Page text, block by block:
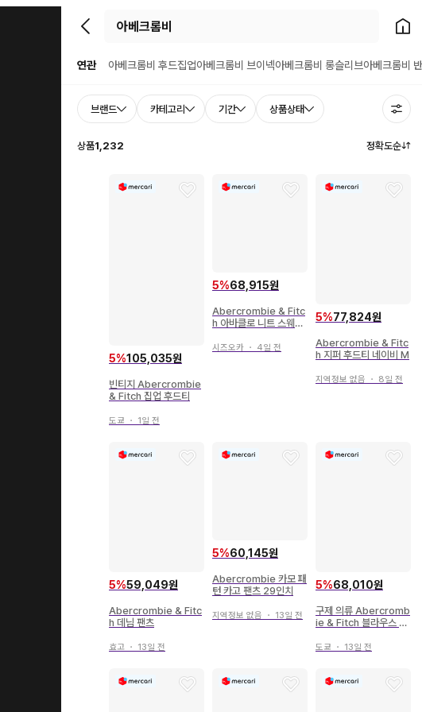
뒤로가기 홈으로
연관 아베크롬비 후드집업아베크롬비 브이넥아베크롬비 롱슬리브아베크롬비 반
브랜드 카테고리 기간 상품상태
상품1,232 정확도순
5%105,035원
빈티지 Abercrombie
& Fitch 집업 후드티
도쿄 ・ 1일 전
5%68,915원
Abercrombie & Fitc
h 아바클로 니트 스웨터
시즈오카 ・ 4일 전
5%77,824원
Abercrombie & Fitc
h 지퍼 후드티 네이비 M
지역정보 없음 ・ 8일 전
5%59,049원
Abercrombie & Fitc
h 데님 팬츠
효고 ・ 13일 전
5%60,145원
Abercrombie 카모 패
턴 카고 팬츠 29인치
지역정보 없음 ・ 13일 전
5%68,010원
구제 의류 Abercromb
ie & Fitch 블라우스 화
도쿄 ・ 13일 전